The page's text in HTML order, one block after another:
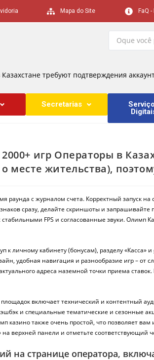
Mapa do Site FaQ
требуют подтверждения
Secretarias
игр Операторы в
месте жительства),
раунда с журналом счета. Корректный запуск
сразу, делайте скриншоты и
FPS и согласованные звуки.Олимп
к личному кабинету (бонусам), разделу «Касса» и
удобная навигация и разнообразие игр – от
адреса наземной точки приема
включает технический и контентный
и специальные тематические и сезонные
также очень простой, что позволяет
верхней панели и отметьте соответствующий
на странице оператора,